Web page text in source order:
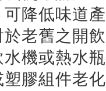
降低味道產
老舊之開飲
機或熱水瓶
塑膠組件老化